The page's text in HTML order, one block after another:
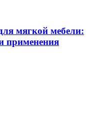
мягкой мебели:
применения